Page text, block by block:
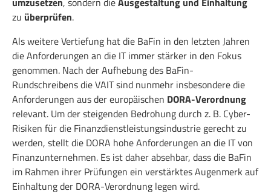
zu überprüfen.
Als weitere Vertiefung hat die BaFin in den letzten Jahren
die Anforderungen an die IT immer stärker in den Fokus
genommen. Nach der Aufhebung des BaFin-
Rundschreibens die VAIT sind nunmehr insbesondere die
Anforderungen aus der europäischen DORA-Verordnung
relevant. Um der steigenden Bedrohung durch z. B. Cyber-
Risiken für die Finanzdienstleistungsindustrie gerecht zu
werden, stellt die DORA hohe Anforderungen an die IT von
Finanzunternehmen. Es ist daher absehbar, dass die BaFin
im Rahmen ihrer Prüfungen ein verstärktes Augenmerk auf
Einhaltung der DORA-Verordnung legen wird.